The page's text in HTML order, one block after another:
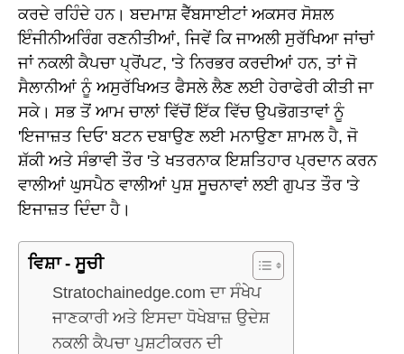
ਕਰਦੇ ਰਹਿੰਦੇ ਹਨ। ਬਦਮਾਸ਼ ਵੈੱਬਸਾਈਟਾਂ ਅਕਸਰ ਸੋਸ਼ਲ
ਇੰਜੀਨੀਅਰਿੰਗ ਰਣਨੀਤੀਆਂ, ਜਿਵੇਂ ਕਿ ਜਾਅਲੀ ਸੁਰੱਖਿਆ ਜਾਂਚਾਂ
ਜਾਂ ਨਕਲੀ ਕੈਪਚਾ ਪ੍ਰੋਂਪਟ, 'ਤੇ ਨਿਰਭਰ ਕਰਦੀਆਂ ਹਨ, ਤਾਂ ਜੋ
ਸੈਲਾਨੀਆਂ ਨੂੰ ਅਸੁਰੱਖਿਅਤ ਫੈਸਲੇ ਲੈਣ ਲਈ ਹੇਰਾਫੇਰੀ ਕੀਤੀ ਜਾ
ਸਕੇ। ਸਭ ਤੋਂ ਆਮ ਚਾਲਾਂ ਵਿੱਚੋਂ ਇੱਕ ਵਿੱਚ ਉਪਭੋਗਤਾਵਾਂ ਨੂੰ
'ਇਜਾਜ਼ਤ ਦਿਓ' ਬਟਨ ਦਬਾਉਣ ਲਈ ਮਨਾਉਣਾ ਸ਼ਾਮਲ ਹੈ, ਜੋ
ਸ਼ੱਕੀ ਅਤੇ ਸੰਭਾਵੀ ਤੌਰ 'ਤੇ ਖਤਰਨਾਕ ਇਸ਼ਤਿਹਾਰ ਪ੍ਰਦਾਨ ਕਰਨ
ਵਾਲੀਆਂ ਘੁਸਪੈਠ ਵਾਲੀਆਂ ਪੁਸ਼ ਸੂਚਨਾਵਾਂ ਲਈ ਗੁਪਤ ਤੌਰ 'ਤੇ
ਇਜਾਜ਼ਤ ਦਿੰਦਾ ਹੈ।
ਵਿਸ਼ਾ - ਸੂਚੀ
Stratochainedge.com ਦਾ ਸੰਖੇਪ
ਜਾਣਕਾਰੀ ਅਤੇ ਇਸਦਾ ਧੋਖੇਬਾਜ਼ ਉਦੇਸ਼
ਨਕਲੀ ਕੈਪਚਾ ਪੁਸ਼ਟੀਕਰਨ ਦੀ